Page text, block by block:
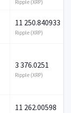
Ripple (XRP)
11 250.840933
Ripple (XRP)
3 376.0251
Ripple (XRP)
11 262.00598